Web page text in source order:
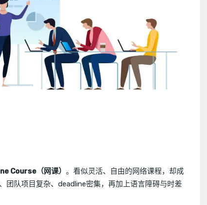
Course（网课） 。看似灵活、自由的网络课程，却成
团队项目复杂、deadline密集，再加上语言障碍与时差